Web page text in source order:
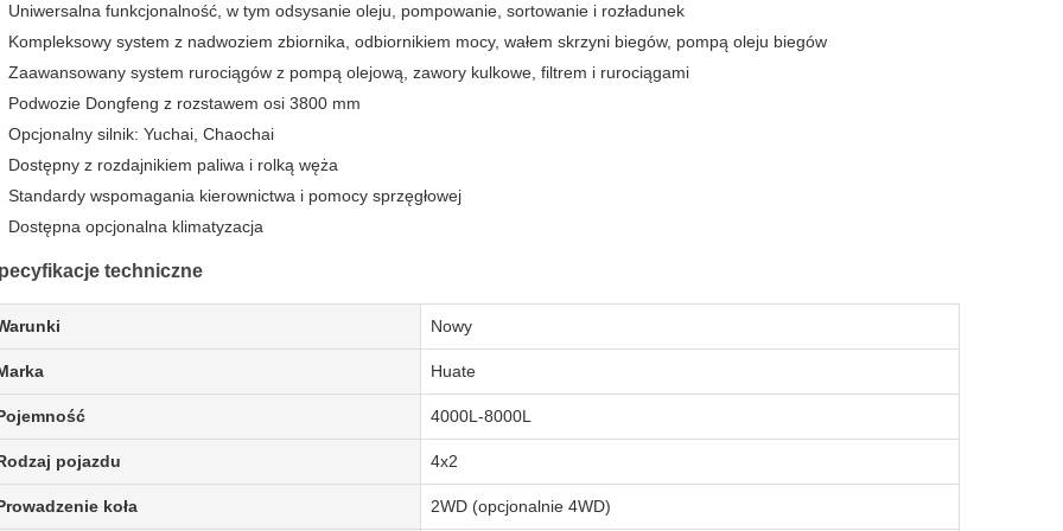
Uniwersalna funkcjonalność, w tym odsysanie oleju, pompowanie, sortowanie i rozładunek
Kompleksowy system z nadwoziem zbiornika, odbiornikiem mocy, wałem skrzyni biegów, pompą oleju biegów
Zaawansowany system rurociągów z pompą olejową, zawory kulkowe, filtrem i rurociągami
Podwozie Dongfeng z rozstawem osi 3800 mm
Opcjonalny silnik: Yuchai, Chaochai
Dostępny z rozdajnikiem paliwa i rolką węża
Standardy wspomagania kierownictwa i pomocy sprzęgłowej
Dostępna opcjonalna klimatyzacja
techniczne
Nowy
Huate
4000L-8000L
pojazdu 4x2
koła 2WD (opcjonalnie 4WD)